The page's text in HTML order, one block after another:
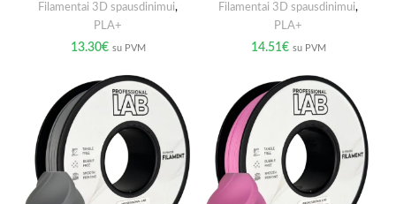
Filamentai 3D spausdinimui,
PLA+
13.30€ su PVM
Filamentai 3D spausdinimui,
PLA+
14.51€ su PVM